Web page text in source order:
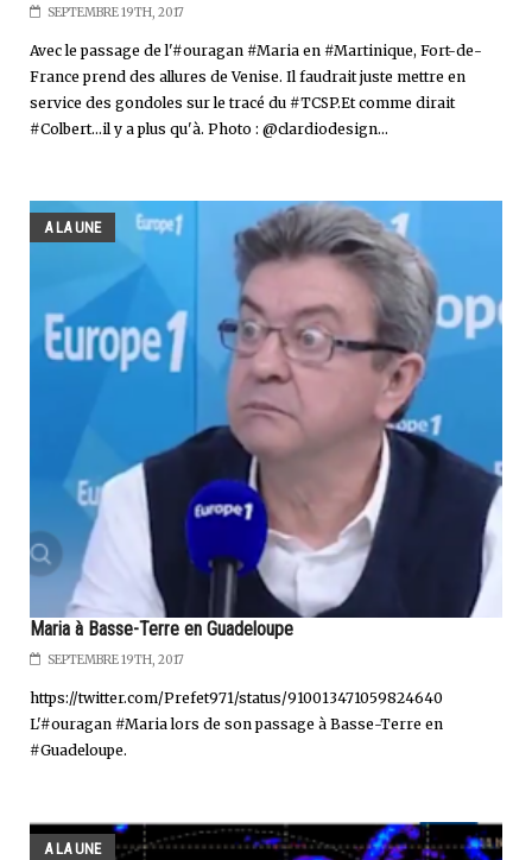
SEPTEMBRE 19TH, 2017
Avec le passage de l'#ouragan #Maria en #Martinique, Fort-de-
France prend des allures de Venise. Il faudrait juste mettre en
service des gondoles sur le tracé du #TCSP.Et comme dirait
#Colbert...il y a plus qu'à. Photo : @clardiodesign...
A LA UNE
Maria à Basse-Terre en Guadeloupe
SEPTEMBRE 19TH, 2017
https://twitter.com/Prefet971/status/910013471059824640
L'#ouragan #Maria lors de son passage à Basse-Terre en
#Guadeloupe.
A LA UNE